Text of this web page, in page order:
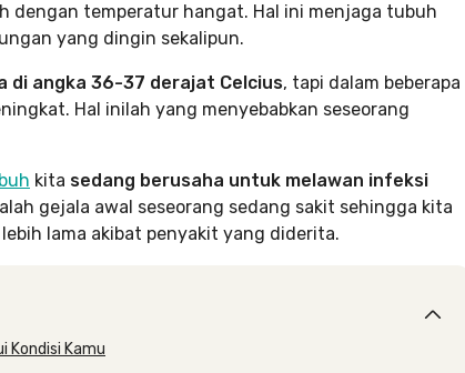
dengan temperatur hangat. Hal ini menjaga tubuh
yang dingin sekalipun.
di angka 36-37 derajat Celcius, tapi dalam beberapa
Hal inilah yang menyebabkan seseorang
kita sedang berusaha untuk melawan infeksi
gejala awal seseorang sedang sakit sehingga kita
lama akibat penyakit yang diderita.
Kondisi Kamu